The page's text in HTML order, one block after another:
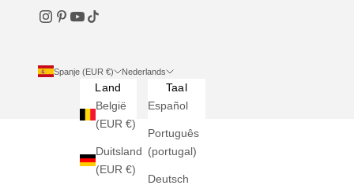
Spanje (EUR €)
Land
België
(EUR €)
Duitsland
(EUR €)
Nederlands
Taal
Español
Português
(portugal)
Deutsch